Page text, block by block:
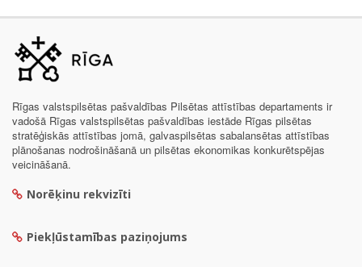
Rīgas valstspilsētas pašvaldības Pilsētas attīstības departaments ir
vadošā Rīgas valstspilsētas pašvaldības iestāde Rīgas pilsētas
stratēģiskās attīstības jomā, galvaspilsētas sabalansētas attīstības
plānošanas nodrošināšanā un pilsētas ekonomikas konkurētspējas
veicināšanā.
Norēķinu rekvizīti
Piekļūstamības paziņojums